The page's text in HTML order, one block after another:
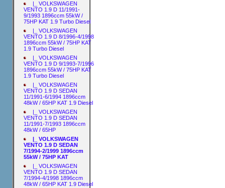
|_ VOLKSWAGEN
VENTO 1.9 D 11/1991-
9/1993 1896ccm 55kW /
75HP KAT 1.9 Turbo Diesel
|_ VOLKSWAGEN
VENTO 1.9 D 8/1996-4/1998
1896ccm 55kW / 75HP KAT
1.9 Turbo Diesel
|_ VOLKSWAGEN
VENTO 1.9 D 9/1993-7/1996
1896ccm 55kW / 75HP KAT
1.9 Turbo Diesel
|_ VOLKSWAGEN
VENTO 1.9 D SEDAN
11/1991-6/1994 1896ccm
48kW / 65HP KAT 1.9 Diesel
|_ VOLKSWAGEN
VENTO 1.9 D SEDAN
11/1991-7/1993 1896ccm
48kW / 65HP
|_ VOLKSWAGEN
VENTO 1.9 D SEDAN
7/1994-2/1999 1896ccm
55kW / 75HP KAT
|_ VOLKSWAGEN
VENTO 1.9 D SEDAN
7/1994-4/1998 1896ccm
48kW / 65HP KAT 1.9 Diesel